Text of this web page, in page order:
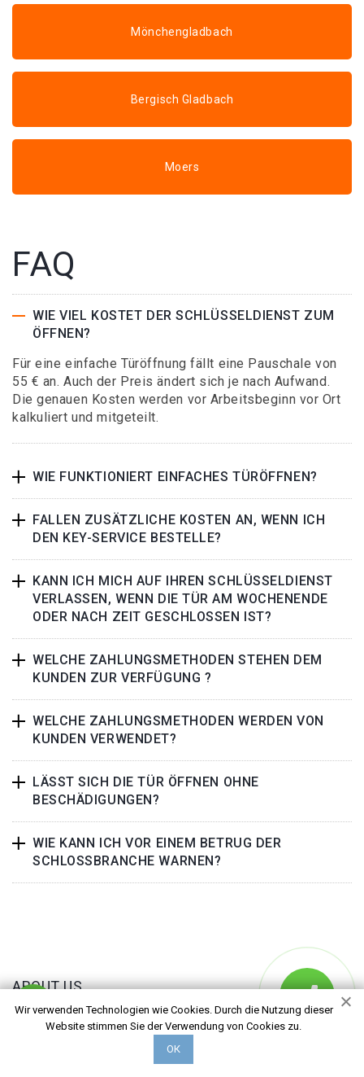
Mönchengladbach
Bergisch Gladbach
Moers
FAQ
WIE VIEL KOSTET DER SCHLÜSSELDIENST ZUM
ÖFFNEN?
Für eine einfache Türöffnung fällt eine Pauschale von
55 € an. Auch der Preis ändert sich je nach Aufwand.
Die genauen Kosten werden vor Arbeitsbeginn vor Ort
kalkuliert und mitgeteilt.
WIE FUNKTIONIERT EINFACHES TÜRÖFFNEN?
FALLEN ZUSÄTZLICHE KOSTEN AN, WENN ICH
DEN KEY-SERVICE BESTELLE?
KANN ICH MICH AUF IHREN SCHLÜSSELDIENST
VERLASSEN, WENN DIE TÜR AM WOCHENENDE
ODER NACH ZEIT GESCHLOSSEN IST?
WELCHE ZAHLUNGSMETHODEN STEHEN DEM
KUNDEN ZUR VERFÜGUNG ?
WELCHE ZAHLUNGSMETHODEN WERDEN VON
KUNDEN VERWENDET?
LÄSST SICH DIE TÜR ÖFFNEN OHNE
BESCHÄDIGUNGEN?
WIE KANN ICH VOR EINEM BETRUG DER
SCHLOSSBRANCHE WARNEN?
Wir verwenden Technologien wie Cookies. Durch die Nutzung dieser
Website stimmen Sie der Verwendung von Cookies zu.
ОК
ABOUT US
Unser 24h Notfallservice nimmt sich Rund um die Uhr gerne
Angelegenheiten an und einer unserer freundlichen und